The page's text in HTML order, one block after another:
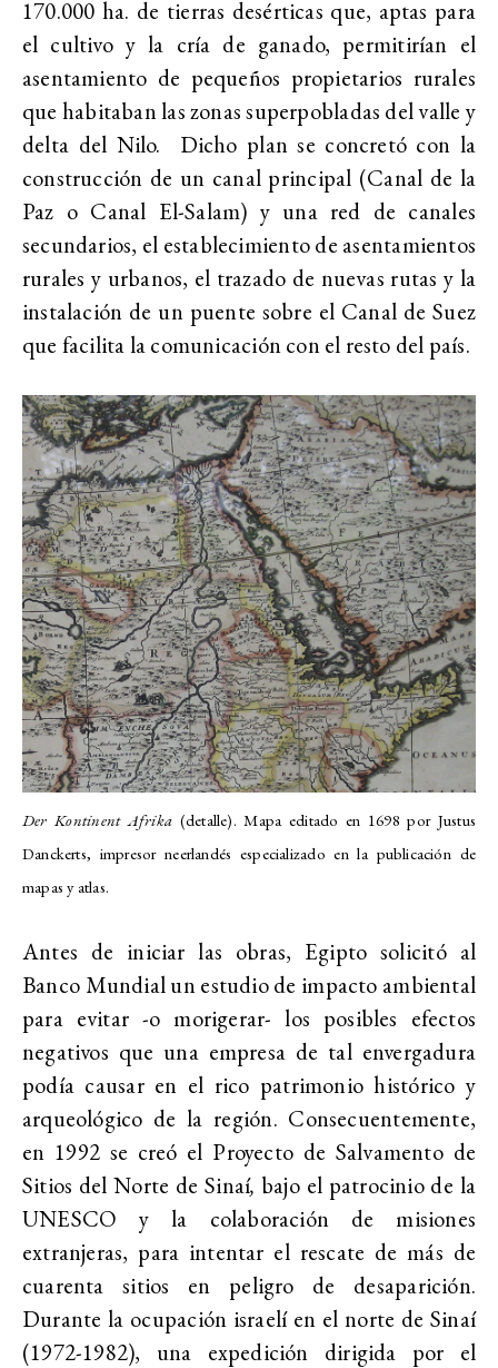
170.000 ha. de tierras desérticas que, aptas para
el cultivo y la cría de ganado, permitirían el
asentamiento de pequeños propietarios rurales
que habitaban las zonas superpobladas del valle y
delta del Nilo. Dicho plan se concretó con la
construcción de un canal principal (Canal de la
Paz o Canal El-Salam) y una red de canales
secundarios, el establecimiento de asentamientos
rurales y urbanos, el trazado de nuevas rutas y la
instalación de un puente sobre el Canal de Suez
que facilita la comunicación con el resto del país.
Der Kontinent Afrika (detalle). Mapa editado en 1698 por Justus
Danckerts, impresor neerlandés especializado en la publicación de
mapas y atlas.
Antes de iniciar las obras, Egipto solicitó al
Banco Mundial un estudio de impacto ambiental
para evitar -o morigerar- los posibles efectos
negativos que una empresa de tal envergadura
podía causar en el rico patrimonio histórico y
arqueológico de la región. Consecuentemente,
en 1992 se creó el Proyecto de Salvamento de
Sitios del Norte de Sinaí, bajo el patrocinio de la
UNESCO y la colaboración de misiones
extranjeras, para intentar el rescate de más de
cuarenta sitios en peligro de desaparición.
Durante la ocupación israelí en el norte de Sinaí
(1972-1982), una expedición dirigida por el